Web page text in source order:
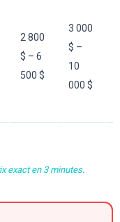
2 800
$ – 6
500 $
3 000
$ –
10
000 $
exact en 3 minutes.